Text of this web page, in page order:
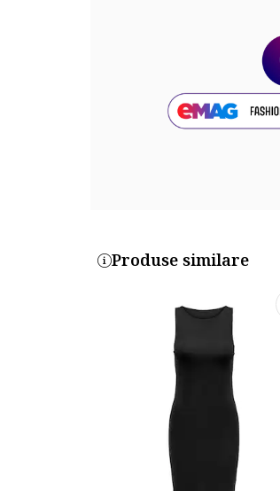
Produse similare